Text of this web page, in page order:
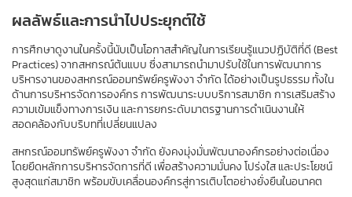
ผลลัพธ์และการนำไปประยุกต์ใช้
การศึกษาดูงานในครั้งนี้นับเป็นโอกาสสำคัญในการเรียนรู้แนวปฏิบัติที่ดี (Best
Practices) จากสหกรณ์ต้นแบบ ซึ่งสามารถนำมาปรับใช้ในการพัฒนาการ
บริหารงานของสหกรณ์ออมทรัพย์ครูพังงา จำกัด ได้อย่างเป็นรูปธรรม ทั้งใน
ด้านการบริหารจัดการองค์กร การพัฒนาระบบบริการสมาชิก การเสริมสร้าง
ความเข้มแข็งทางการเงิน และการยกระดับมาตรฐานการดำเนินงานให้
สอดคล้องกับบริบทที่เปลี่ยนแปลง
สหกรณ์ออมทรัพย์ครูพังงา จำกัด ยังคงมุ่งมั่นพัฒนาองค์กรอย่างต่อเนื่อง
โดยยึดหลักการบริหารจัดการที่ดี เพื่อสร้างความมั่นคง โปร่งใส และประโยชน์
สูงสุดแก่สมาชิก พร้อมขับเคลื่อนองค์กรสู่การเติบโตอย่างยั่งยืนในอนาคต